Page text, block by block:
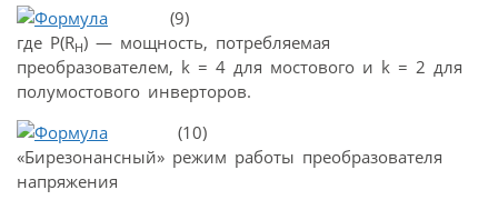
(9)
где P(RH) — мощность, потребляемая
преобразователем, k = 4 для мостового и k = 2 для
полумостового инверторов.
(10)
«Бирезонансный» режим работы преобразователя
напряжения